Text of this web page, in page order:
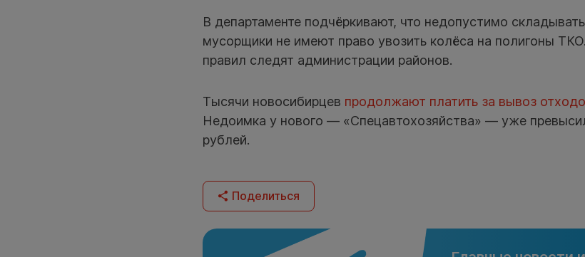
В департаменте подчёркивают, что недопустимо
мусорщики не имеют право увозить колёса на полигоны
правил следят администрации районов.
Тысячи новосибирцев продолжают платить за вывоз
Недоимка у нового — «Спецавтохозяйства» — уже
рублей.
Поделиться